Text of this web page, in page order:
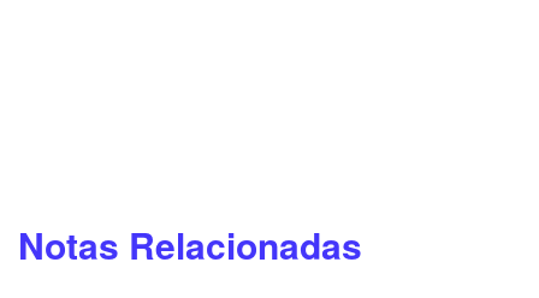
Notas Relacionadas